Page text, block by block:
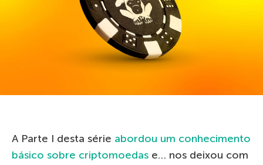
A Parte I desta série abordou um conhecimento
básico sobre criptomoedas e… nos deixou com